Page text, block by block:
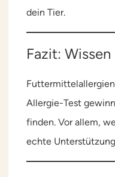
dein Tier.
Fazit:
Allergie-Test
finden. Vor allem,
echte